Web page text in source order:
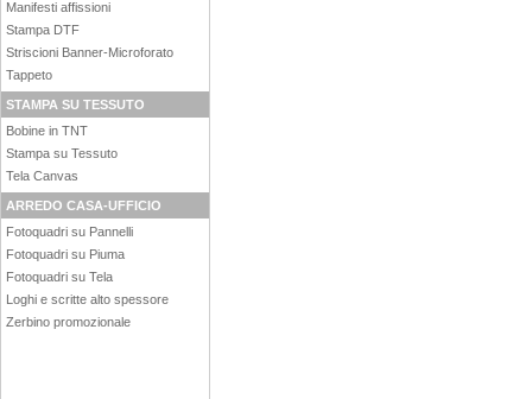
Manifesti affissioni
Stampa DTF
Striscioni Banner-Microforato
Tappeto
STAMPA SU TESSUTO
Bobine in TNT
Stampa su Tessuto
Tela Canvas
ARREDO CASA-UFFICIO
Fotoquadri su Pannelli
Fotoquadri su Piuma
Fotoquadri su Tela
Loghi e scritte alto spessore
Zerbino promozionale